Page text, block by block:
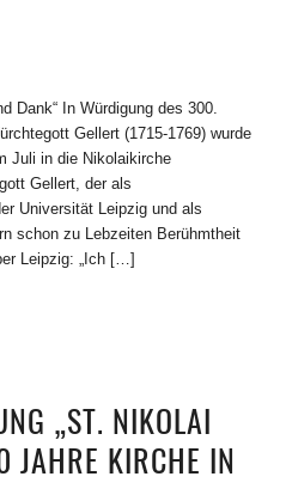
Dank“ In Würdigung des 300.
Gellert (1715-1769) wurde
Juli in die Nikolaikirche
Gellert, der als
Universität Leipzig und als
schon zu Lebzeiten Berühmtheit
Leipzig: „Ich […]
„ST. NIKOLAI
JAHRE KIRCHE IN